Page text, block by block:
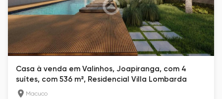
Casa à venda em Valinhos, Joapiranga, com 4
suítes, com 536 m², Residencial Villa Lombarda
Macuco